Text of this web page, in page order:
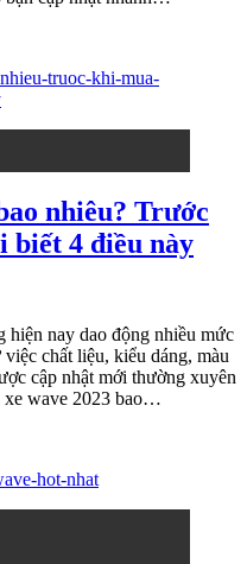
nhiêu? Trước
biết 4 điều này
hiện nay dao động nhiều mức
chất liệu, kiểu dáng, màu
cập nhật mới thường xuyên
xe wave 2023 bao…